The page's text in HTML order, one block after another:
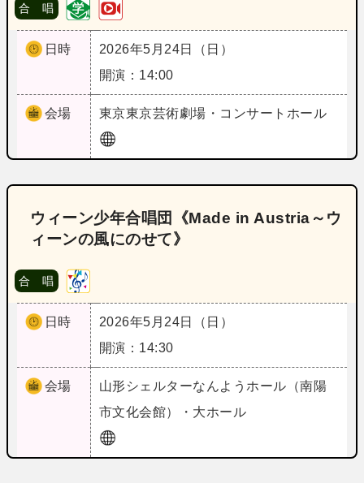
合 唱
日時
2026年5月24日（日）
開演：14:00
会場 東京東京芸術劇場・コンサートホール
ウィーン少年合唱団《Made in Austria～ウ
ィーンの風にのせて》
合 唱
日時
2026年5月24日（日）
開演：14:30
会場 山形シェルターなんようホール（南陽
市文化会館）・大ホール